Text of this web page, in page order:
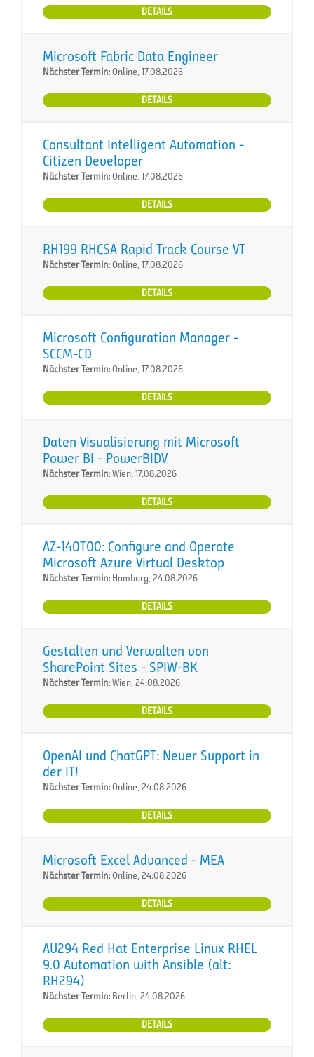
DETAILS
Microsoft Fabric Data Engineer
Nächster Termin:Online, 17.08.2026
DETAILS
Consultant Intelligent Automation -
Citizen Developer
Nächster Termin:Online, 17.08.2026
DETAILS
RH199 RHCSA Rapid Track Course VT
Nächster Termin:Online, 17.08.2026
DETAILS
Microsoft Configuration Manager -
SCCM-CD
Nächster Termin:Online, 17.08.2026
DETAILS
Daten Visualisierung mit Microsoft
Power BI - PowerBIDV
Nächster Termin:Wien, 17.08.2026
DETAILS
AZ-140T00: Configure and Operate
Microsoft Azure Virtual Desktop
Nächster Termin: Hamburg, 24.08.2026
DETAILS
Gestalten und Verwalten von
SharePoint Sites - SPIW-BK
Nächster Termin:Wien, 24.08.2026
DETAILS
OpenAI und ChatGPT: Neuer Support in
der IT!
Nächster Termin:Online, 24.08.2026
DETAILS
Microsoft Excel Advanced - MEA
Nächster Termin:Online, 24.08.2026
DETAILS
AU294 Red Hat Enterprise Linux RHEL
9.0 Automation with Ansible (alt:
RH294)
Nächster Termin: Berlin, 24.08.2026
DETAILS